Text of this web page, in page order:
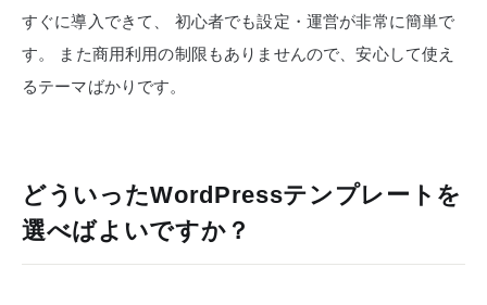
すぐに導入できて、
初心者でも設定・運営が非常に簡単で
す。
また商用利用の制限もありませんので、安心して使え
るテーマばかりです。
どういったWordPressテンプレートを
選べばよいですか？